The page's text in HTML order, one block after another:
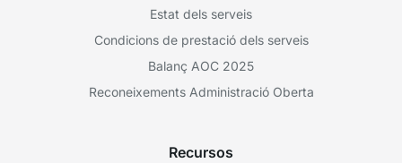
Estat dels serveis
Condicions de prestació dels serveis
Balanç AOC 2025
Reconeixements Administració Oberta
Recursos